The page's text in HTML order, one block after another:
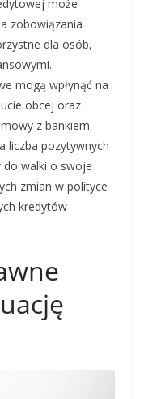
może
zobowiązania
dla osób,
mogą wpłynąć na
obcej oraz
z bankiem.
liczba pozytywnych
do walki o swoje
zmian w polityce
kredytów